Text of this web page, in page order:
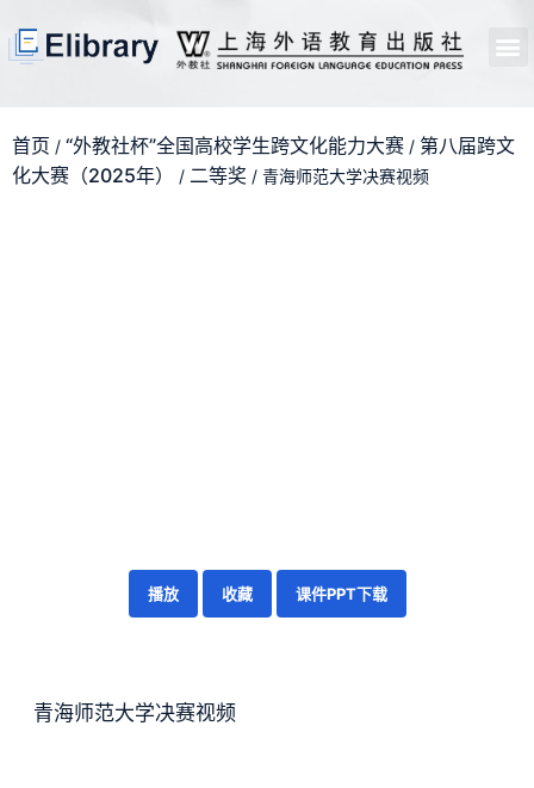
首页 / “外教社杯”全国高校学生跨文化能力大赛 / 第八届跨文
化大赛（2025年）
/ 二等奖 / 青海师范大学决赛视频
播放 收藏 课件PPT下载
青海师范大学决赛视频